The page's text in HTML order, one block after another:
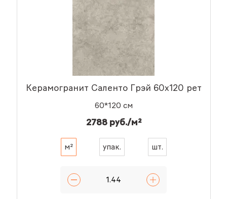
Керамогранит Саленто Грэй 60x120 рет
60*120 см
2788 руб./м²
м² упак. шт.